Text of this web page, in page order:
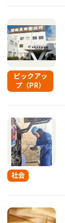
ピックアッ
プ（PR）
社会